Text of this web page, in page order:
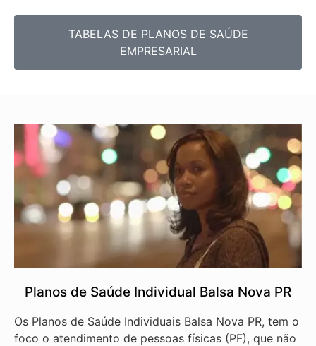
TABELAS DE PLANOS DE SAÚDE
EMPRESARIAL
Planos de Saúde Individual Balsa Nova PR
Os Planos de Saúde Individuais Balsa Nova PR, tem o
foco o atendimento de pessoas físicas (PF), que não